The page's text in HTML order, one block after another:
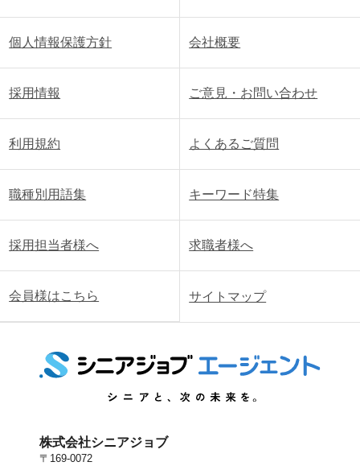
個人情報保護方針 会社概要
採用情報 ご意見・お問い合わせ
利用規約 よくあるご質問
職種別用語集 キーワード特集
採用担当者様へ 求職者様へ
会員様はこちら サイトマップ
株式会社シニアジョブ
〒169-0072